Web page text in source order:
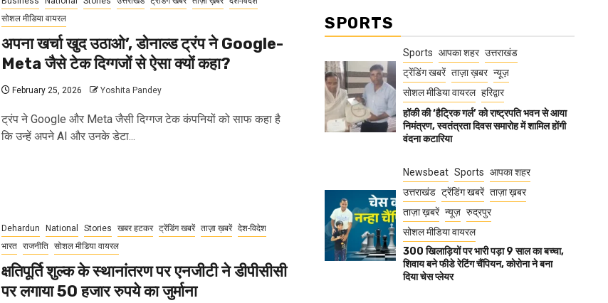
सोशल मीडिया वायरल
अपना खर्चा खुद उठाओ’, डोनाल्ड ट्रंप ने Google-
Meta जैसे टेक दिग्गजों से ऐसा क्यों कहा?
February 25, 2026 Yoshita Pandey
ट्रंप ने Google और Meta जैसी दिग्गज टेक कंपनियों को साफ कहा है
कि उन्हें अपने AI और उनके डेटा...
Dehardun National Stories खबर हटकर ट्रेंडिंग खबरें ताज़ा ख़बरें
देश-विदेश
भारत
राजनीति सोशल मीडिया वायरल
क्षतिपूर्ति शुल्क के स्थानांतरण पर एनजीटी ने डीपीसीसी
पर लगाया 50 हजार रुपये का जुर्माना
SPORTS
Sports आपका शहर उत्तराखंड
ट्रेंडिंग खबरें ताज़ा ख़बर न्यूज़
सोशल मीडिया वायरल हरिद्वार
हॉकी की ‘हैट्रिक गर्ल’ को राष्ट्रपति भवन से आया
निमंत्रण, स्वतंत्रता दिवस समारोह में शामिल होंगी
वंदना कटारिया
Newsbeat Sports आपका शहर
उत्तराखंड ट्रेंडिंग खबरें ताज़ा ख़बर
ताज़ा ख़बरें न्यूज़ रुद्रपुर
सोशल मीडिया वायरल
300 खिलाड़ियों पर भारी पड़ा 9 साल का बच्चा,
शिवाय बने फीडे रेटिंग चैंपियन, कोरोना ने बना
दिया चेस प्लेयर